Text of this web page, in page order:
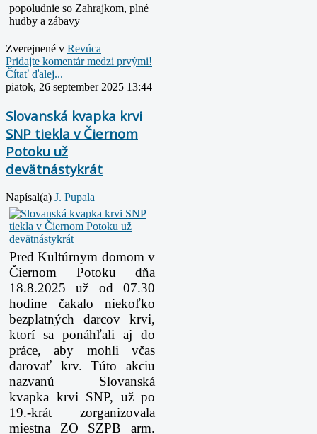
popoludnie so Zahrajkom, plné
hudby a zábavy
Zverejnené v Revúca
Pridajte komentár medzi prvými!
Čítať ďalej...
piatok, 26 september 2025 13:44
Slovanská kvapka krvi
SNP tiekla v Čiernom
Potoku už
devätnástykrát
Napísal(a) J. Pupala
Pred Kultúrnym domom v
Čiernom Potoku dňa
18.8.2025 už od 07.30
hodine čakalo niekoľko
bezplatných darcov krvi,
ktorí sa ponáhľali aj do
práce, aby mohli včas
darovať krv. Túto akciu
nazvanú Slovanská
kvapka krvi SNP, už po
19.-krát zorganizovala
miestna ZO SZPB arm.